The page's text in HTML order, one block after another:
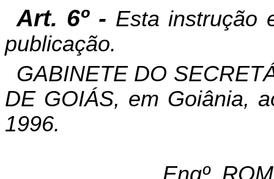
Art. 6º - Esta instrução
publicação.
GABINETE DO
DE GOIÁS, em Goiânia,
1996.
Engº.